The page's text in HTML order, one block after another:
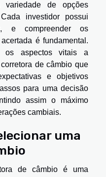
de opções
investidor possui
e compreender os
é fundamental.
os aspectos vitais a
de câmbio que
e objetivos
para uma decisão
assim o máximo
cambiais.
uma
de câmbio é uma